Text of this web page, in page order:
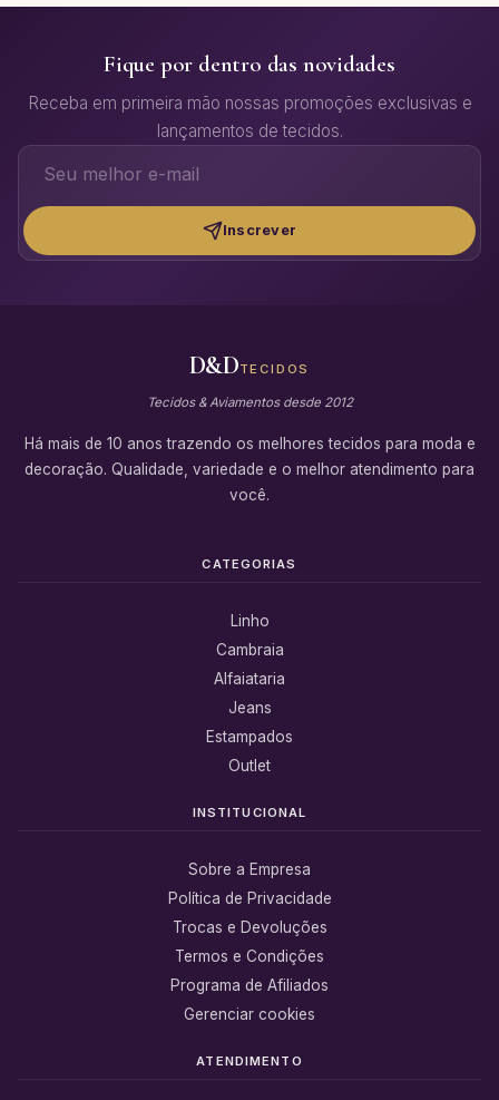
Fique por dentro das novidades
Receba em primeira mão nossas promoções exclusivas e
lançamentos de tecidos.
Inscrever
D&DTECIDOS
Tecidos & Aviamentos desde 2012
Há mais de 10 anos trazendo os melhores tecidos para moda e
decoração. Qualidade, variedade e o melhor atendimento para
você.
CATEGORIAS
Linho
Cambraia
Alfaiataria
Jeans
Estampados
Outlet
INSTITUCIONAL
Sobre a Empresa
Política de Privacidade
Trocas e Devoluções
Termos e Condições
Programa de Afiliados
Gerenciar cookies
ATENDIMENTO